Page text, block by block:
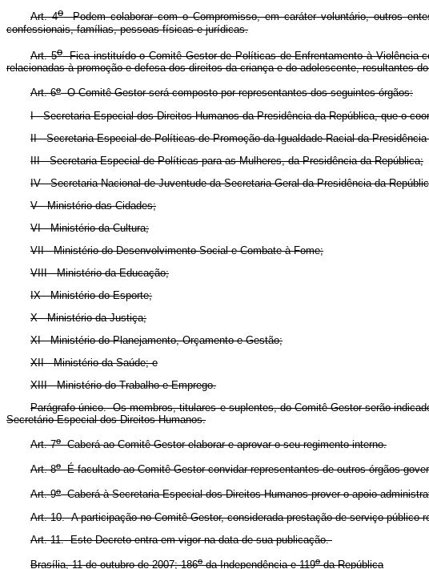
Art. 4oPodem colaborar com o Compromisso, em caráter voluntário, outros
confessionais, famílias, pessoas físicas e jurídicas.
Art. 5oFica instituído o Comitê Gestor de Políticas de Enfrentamento à Violência
relacionadas à promoção e defesa dos direitos da criança e do adolescente, resultantes
Art. 6oO Comitê Gestor será composto por representantes dos seguintes órgãos:
I - Secretaria Especial dos Direitos Humanos da Presidência da República, que o
II - Secretaria Especial de Políticas de Promoção da Igualdade Racial da
III - Secretaria Especial de Políticas para as Mulheres, da Presidência da República;
IV - Secretaria Nacional de Juventude da Secretaria-Geral da Presidência da
V - Ministério das Cidades;
VI - Ministério da Cultura;
VII - Ministério do Desenvolvimento Social e Combate à Fome;
VIII - Ministério da Educação;
IX - Ministério do Esporte;
X - Ministério da Justiça;
XI - Ministério do Planejamento, Orçamento e Gestão;
XII - Ministério da Saúde; e
XIII - Ministério do Trabalho e Emprego.
Parágrafo único. Os membros, titulares e suplentes, do Comitê Gestor serão
Secretário Especial dos Direitos Humanos.
Art. 7oCaberá ao Comitê Gestor elaborar e aprovar o seu regimento interno.
Art. 8oÉ facultado ao Comitê Gestor convidar representantes de outros órgãos
Art. 9oCaberá à Secretaria Especial dos Direitos Humanos prover o apoio
Art. 10. A participação no Comitê Gestor, considerada prestação de serviço público
Art. 11. Este Decreto entra em vigor na data de sua publicação.
Brasília, 11 de outubro de 2007; 186oda Independência e 119oda República